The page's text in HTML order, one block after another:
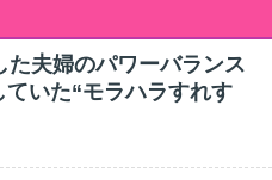
た夫婦のパワーバランス
いた“モラハラすれす